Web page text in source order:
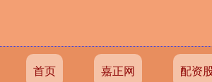
首页 嘉正网 配资